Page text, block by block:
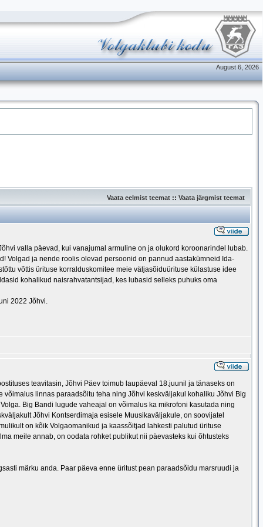
August 6, 2026
Vaata eelmist teemat :: Vaata järgmist teemat
valla päevad, kui vanajumal armuline on ja olukord koroonarindel lubab.
Volgad ja nende roolis olevad persoonid on pannud aastakümneid Ida-
võttis ürituse korralduskomitee meie väljasõiduürituse külastuse idee
kohalikud naisrahvatantsijad, kes lubasid selleks puhuks oma
2022 Jõhvi.
teavitasin, Jõhvi Päev toimub laupäeval 18.juunil ja tänaseks on
linnas paraadsõitu teha ning Jõhvi keskväljakul kohaliku Jõhvi Big
Big Bandi lugude vaheajal on võimalus ka mikrofoni kasutada ning
Jõhvi Kontserdimaja esisele Muusikaväljakule, on soovijatel
on kõik Volgaomanikud ja kaassõitjad lahkesti palutud ürituse
meile annab, on oodata rohket publikut nii päevasteks kui õhtusteks
märku anda. Paar päeva enne üritust pean paraadsõidu marsruudi ja